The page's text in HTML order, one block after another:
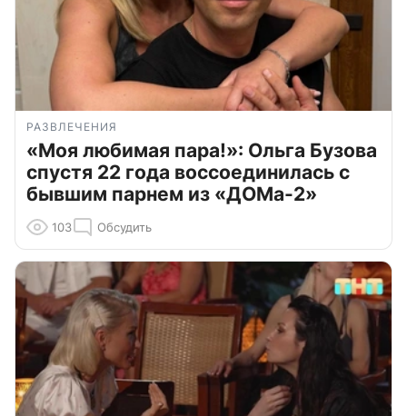
РАЗВЛЕЧЕНИЯ
«Моя любимая пара!»: Ольга Бузова
спустя 22 года воссоединилась с
бывшим парнем из «ДОМа-2»
103 Обсудить